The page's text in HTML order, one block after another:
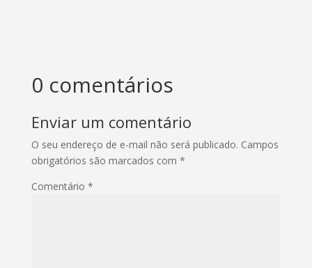
0 comentários
Enviar um comentário
O seu endereço de e-mail não será publicado. Campos
obrigatórios são marcados com *
Comentário *